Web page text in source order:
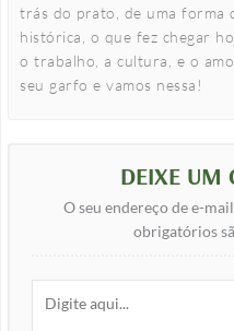
trás do prato, de uma forma
histórica, o que fez chegar
o trabalho, a cultura, e o
seu garfo e vamos nessa!
DEIXE UM
O seu endereço de e-
obrigatórios
aqui...